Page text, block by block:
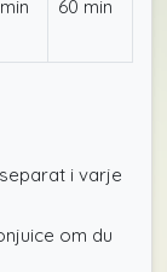
60 min
i varje
om du